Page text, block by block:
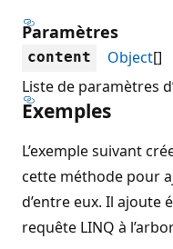
Paramètres
content Object[]
Liste de paramètres
Exemples
L’exemple suivant
cette méthode pour
d’entre eux. Il ajoute
requête LINQ à